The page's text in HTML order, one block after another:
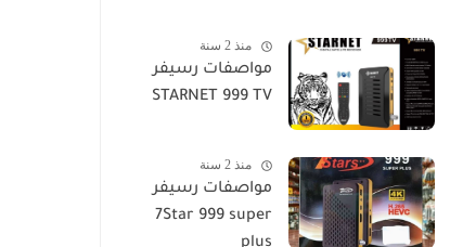
منذ 2 سنة
مواصفات رسيفر
STARNET 999 TV
منذ 2 سنة
مواصفات رسيفر
7Star 999 super